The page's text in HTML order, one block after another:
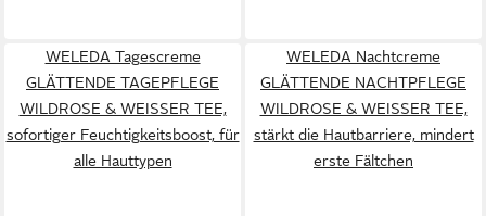
WELEDA Tagescreme
GLÄTTENDE TAGEPFLEGE
WILDROSE & WEISSER TEE,
sofortiger Feuchtigkeitsboost, für
alle Hauttypen
WELEDA Nachtcreme
GLÄTTENDE NACHTPFLEGE
WILDROSE & WEISSER TEE,
stärkt die Hautbarriere, mindert
erste Fältchen